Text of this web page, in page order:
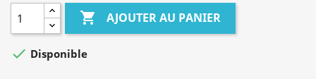
 AJOUTER AU PANIER
 Disponible